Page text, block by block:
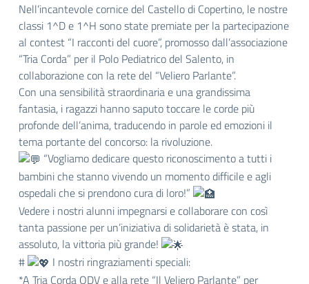
Nell’incantevole cornice del Castello di Copertino, le nostre
classi 1^D e 1^H sono state premiate per la partecipazione
al contest “I racconti del cuore”, promosso dall’associazione
“Tria Corda” per il Polo Pediatrico del Salento, in
collaborazione con la rete del “Veliero Parlante”.
Con una sensibilità straordinaria e una grandissima
fantasia, i ragazzi hanno saputo toccare le corde più
profonde dell’anima, traducendo in parole ed emozioni il
tema portante del concorso: la rivoluzione.
“Vogliamo dedicare questo riconoscimento a tutti i
bambini che stanno vivendo un momento difficile e agli
ospedali che si prendono cura di loro!”
Vedere i nostri alunni impegnarsi e collaborare con così
tanta passione per un’iniziativa di solidarietà è stata, in
assoluto, la vittoria più grande!
#
I nostri ringraziamenti speciali:
*A Tria Corda ODV e alla rete “Il Veliero Parlante” per